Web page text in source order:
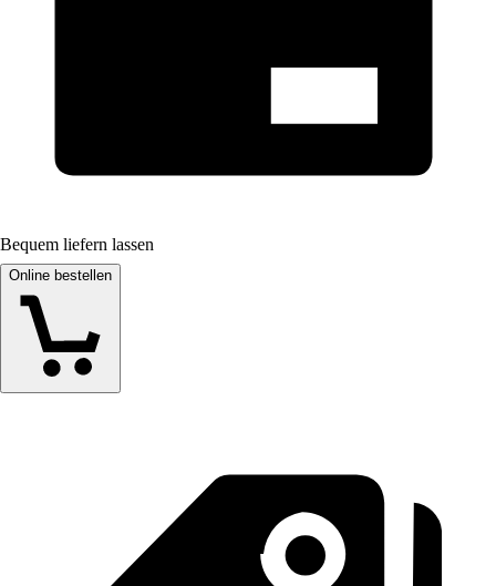
Bequem liefern lassen
Online bestellen